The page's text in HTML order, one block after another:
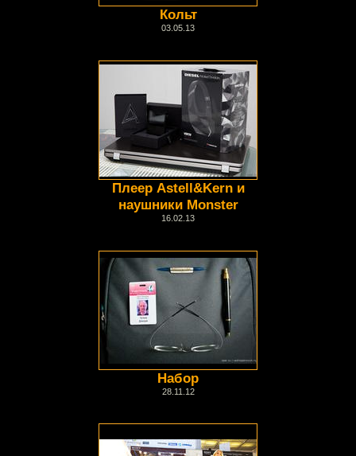
Кольт
03.05.13
Плеер Astell&Kern и
наушники Monster
16.02.13
Набор
28.11.12